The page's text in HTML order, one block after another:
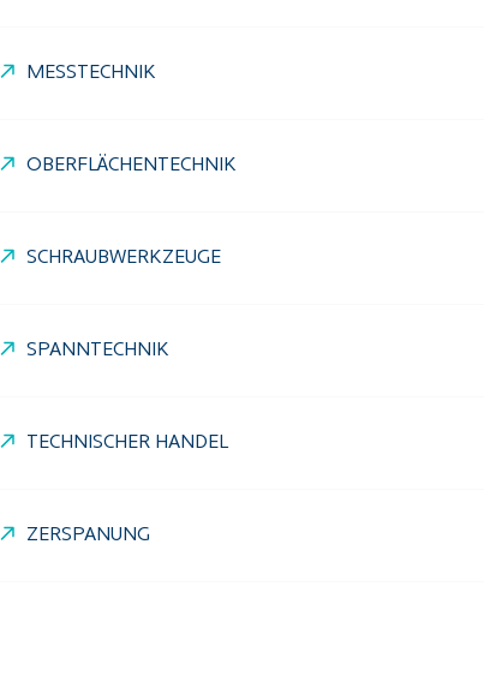
MESSTECHNIK
OBERFLÄCHENTECHNIK
SCHRAUBWERKZEUGE
SPANNTECHNIK
TECHNISCHER HANDEL
ZERSPANUNG